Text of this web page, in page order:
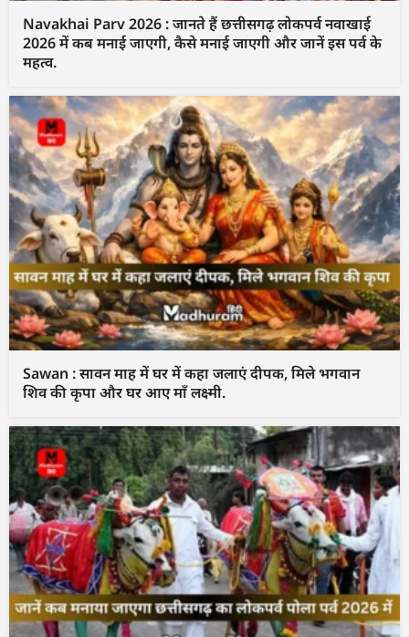
Navakhai Parv 2026 : जानते हैं छत्तीसगढ़ लोकपर्व नवाखाई
2026 में कब मनाई जाएगी, कैसे मनाई जाएगी और जानें इस पर्व के
महत्व.
Sawan : सावन माह में घर में कहा जलाएं दीपक, मिले भगवान
शिव की कृपा और घर आए माँ लक्ष्मी.